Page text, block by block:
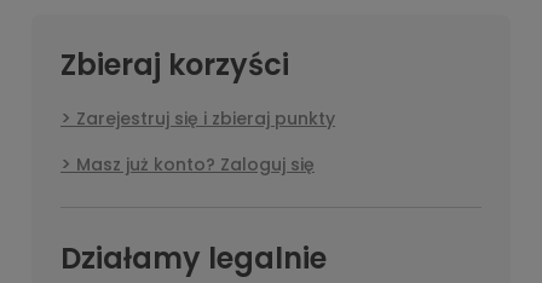
Zbieraj korzyści
Zarejestruj się i zbieraj punkty
Masz już konto? Zaloguj się
Działamy legalnie